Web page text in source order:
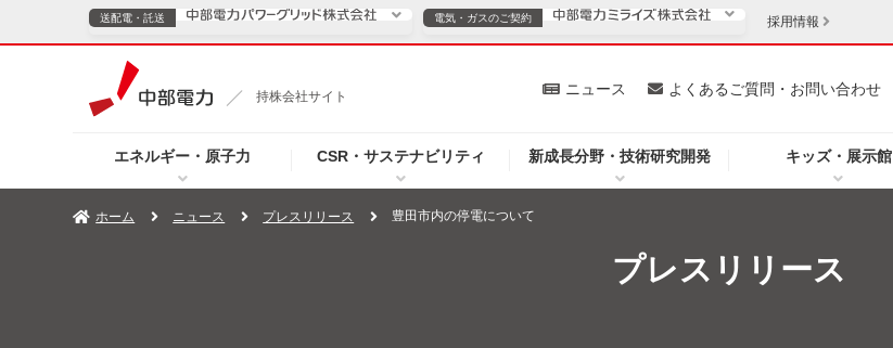
持株会社サイト
エネルギー・原子力 CSR・サステナビリティ 新成長分野・技術研究開発 キッズ・展示館
ニュース よくあるご質問・お問い合わせ
送配電・託送
TOPページへ ご案内 安定供給
企業情報
電気・ガスのご契約
電気・ガスのご契約
TOPページへ 個人のお客さま 法人のお客さま
採用情報
ホーム ニュース プレスリリース 豊田市内の停電について
プレスリリース